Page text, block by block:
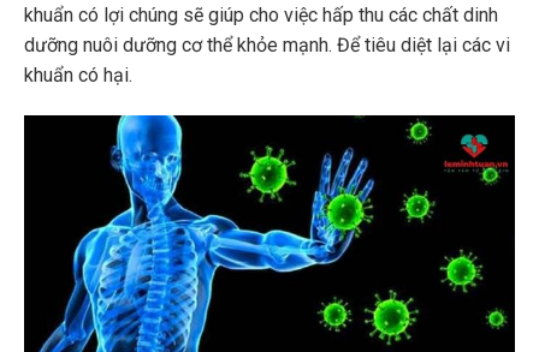
khuẩn có lợi chúng sẽ giúp cho việc hấp thu các chất dinh
dưỡng nuôi dưỡng cơ thể khỏe mạnh. Để tiêu diệt lại các vi
khuẩn có hại.